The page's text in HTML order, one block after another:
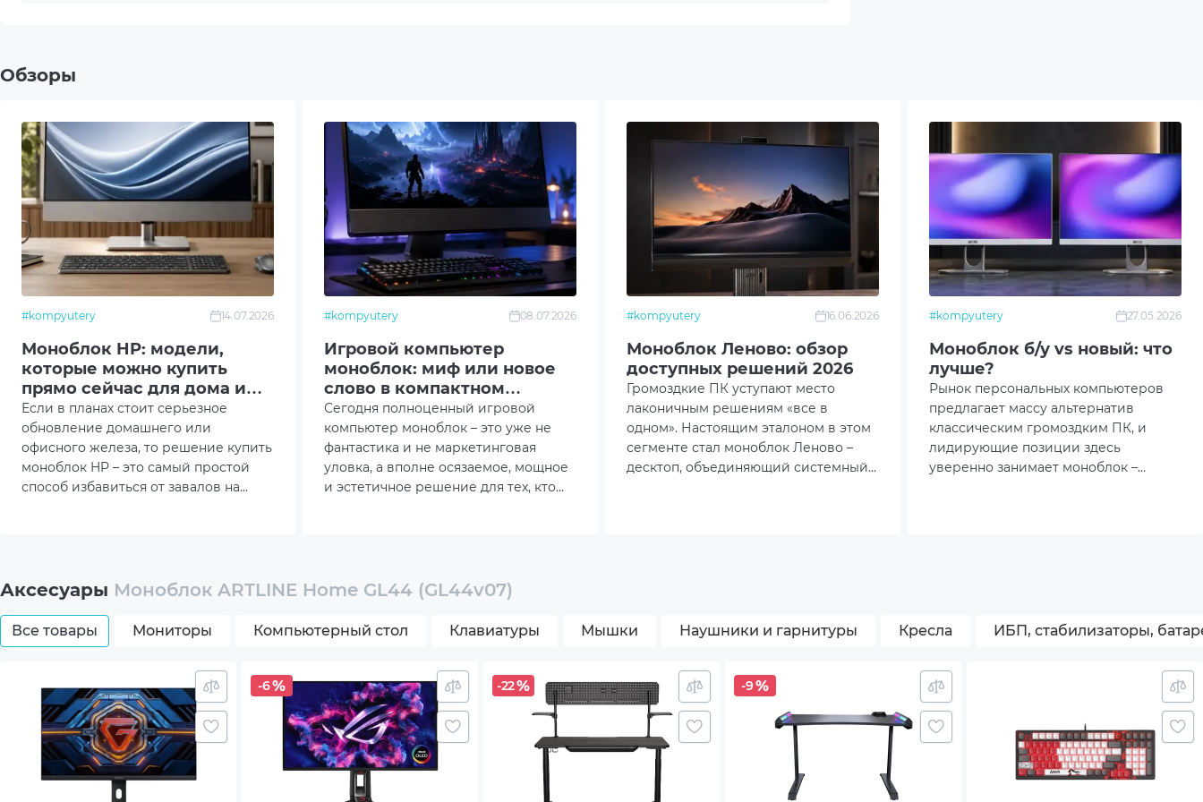
Передние порты ввода/вывода
(Корпус)
2xUSB2.0 + 1xUSB Type-C
Задние порты ввода/вывода
(Материнская плата)
1 x DC Power Connector 1 x DisplayPort 1 x HDMI 1 x Realtek 1Gb
Ethernet port 2 x USB 3.2 Gen 2 ports (Type-A) 2 x USB 2.0 ports
(Type-A) 2 x Audio jacks
Монитор
23.8" FullHD 1920x1080
Камера Web Camera FullHD
Акустическая система Стереодинамики
Сетевая карта 1Gb
Беспроводной модуль Wi-Fi Wi-Fi 802.11ac
Операционная система No OS
Дополнительный опционал/
возможности
Высокопроизводительный SSD стандарта NVME
Модуль беспроводной связи Wi-Fi 802.11ac
Возможность стандартного VESA крепления
Эргономичная подставка с регулируемыми высотой и
поворотом
Обзоры
#kompyutery 14.07.2026
Моноблок HP: модели,
которые можно купить
прямо сейчас для дома и
работы
Если в планах стоит серьезное
обновление домашнего или
офисного железа, то решение купить
моноблок HP – это самый простой
способ избавиться от завалов на
#kompyutery 08.07.2026
Игровой компьютер
моноблок: миф или новое
слово в компактном
гейминге
Сегодня полноценный игровой
компьютер моноблок – это уже не
фантастика и не маркетинговая
уловка, а вполне осязаемое, мощное
и эстетичное решение для тех, кто
#kompyutery 16.06.2026
Моноблок Леново: обзор
доступных решений 2026
Громоздкие ПК уступают место
лаконичным решениям «все в
одном». Настоящим эталоном в этом
сегменте стал моноблок Леново –
десктоп, объединяющий системный
#kompyutery 27.05.2026
Моноблок б/у vs новый: что
лучше?
Рынок персональных компьютеров
предлагает массу альтернатив
классическим громоздким ПК, и
лидирующие позиции здесь
уверенно занимает моноблок –
Аксесуары Моноблок ARTLINE Home GL44 (GL44v07)
Все товары Мониторы Компьютерный стол Клавиатуры Мышки Наушники и гарнитуры Кресла ИБП, стабилизаторы,
-6 -22 -9